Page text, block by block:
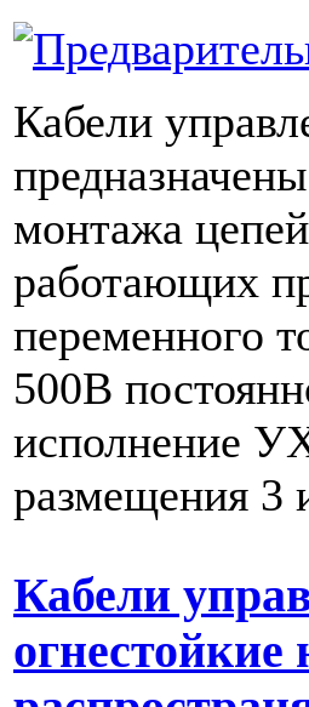
Кабели
монтажа
работающих
переменного
500В
исполнение
размещения 3
Кабели
огнестойкие